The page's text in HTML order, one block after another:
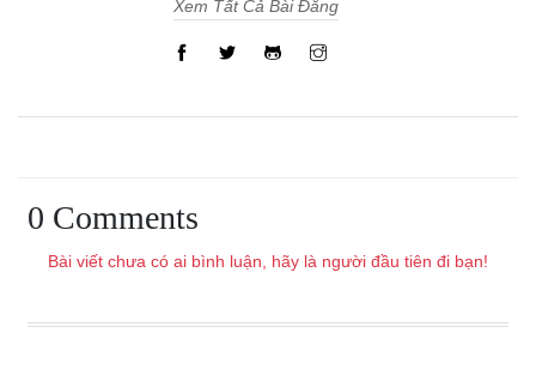
Xem Tất Cả Bài Đăng
0 Comments
Bài viết chưa có ai bình luận, hãy là người đầu tiên đi bạn!